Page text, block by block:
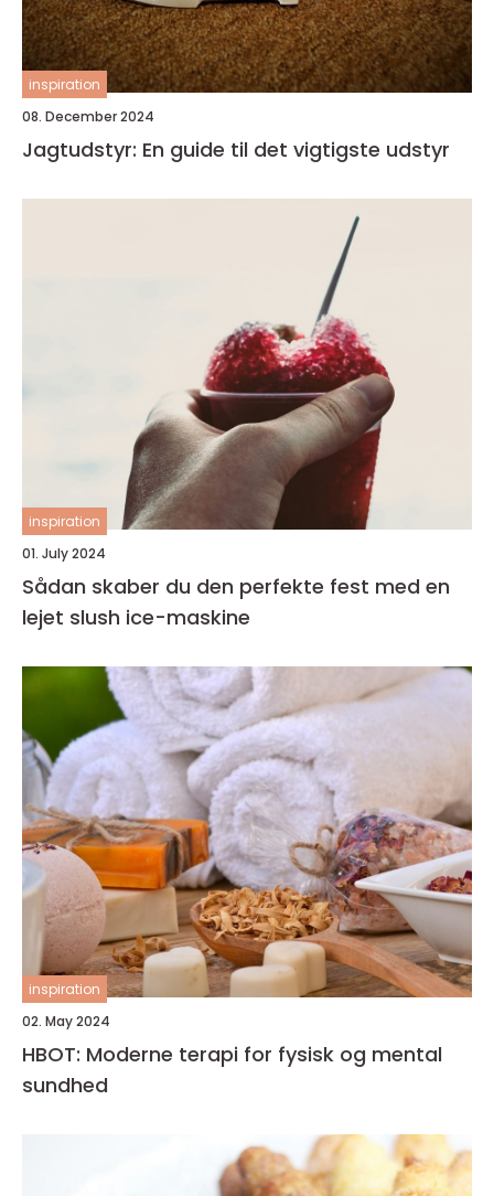
inspiration
08. December 2024
Jagtudstyr: En guide til det vigtigste udstyr
inspiration
01. July 2024
Sådan skaber du den perfekte fest med en
lejet slush ice-maskine
inspiration
02. May 2024
HBOT: Moderne terapi for fysisk og mental
sundhed